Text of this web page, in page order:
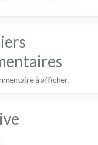
à afficher.